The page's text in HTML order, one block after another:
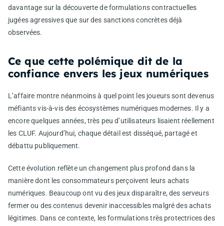
davantage sur la découverte de formulations contractuelles
jugées agressives que sur des sanctions concrètes déjà
observées.
Ce que cette polémique dit de la
confiance envers les jeux numériques
L’affaire montre néanmoins à quel point les joueurs sont devenus
méfiants vis-à-vis des écosystèmes numériques modernes. Il y a
encore quelques années, très peu d’utilisateurs lisaient réellement
les CLUF. Aujourd’hui, chaque détail est disséqué, partagé et
débattu publiquement.
Cette évolution reflète un changement plus profond dans la
manière dont les consommateurs perçoivent leurs achats
numériques. Beaucoup ont vu des jeux disparaître, des serveurs
fermer ou des contenus devenir inaccessibles malgré des achats
légitimes. Dans ce contexte, les formulations très protectrices des